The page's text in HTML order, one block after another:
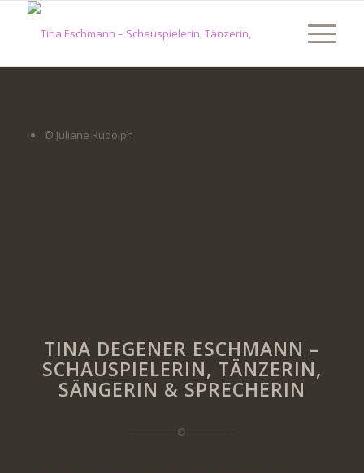
© Juliane Rudolph
TINA DEGENER ESCHMANN –
SCHAUSPIELERIN, TÄNZERIN,
SÄNGERIN & SPRECHERIN